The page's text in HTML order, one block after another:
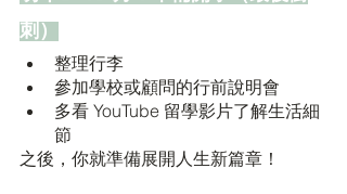
刺）
整理行李
參加學校或顧問的行前說明會
多看 YouTube 留學影片了解生活細
節
之後，你就準備展開人生新篇章！